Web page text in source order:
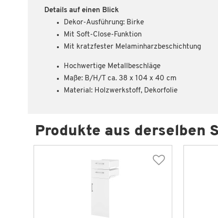
Details auf einen Blick
Dekor-Ausführung: Birke
Mit Soft-Close-Funktion
Mit kratzfester Melaminharzbeschichtung
Hochwertige Metallbeschläge
Maße: B/H/T ca. 38 x 104 x 40 cm
Material: Holzwerkstoff, Dekorfolie
Produkte aus derselben